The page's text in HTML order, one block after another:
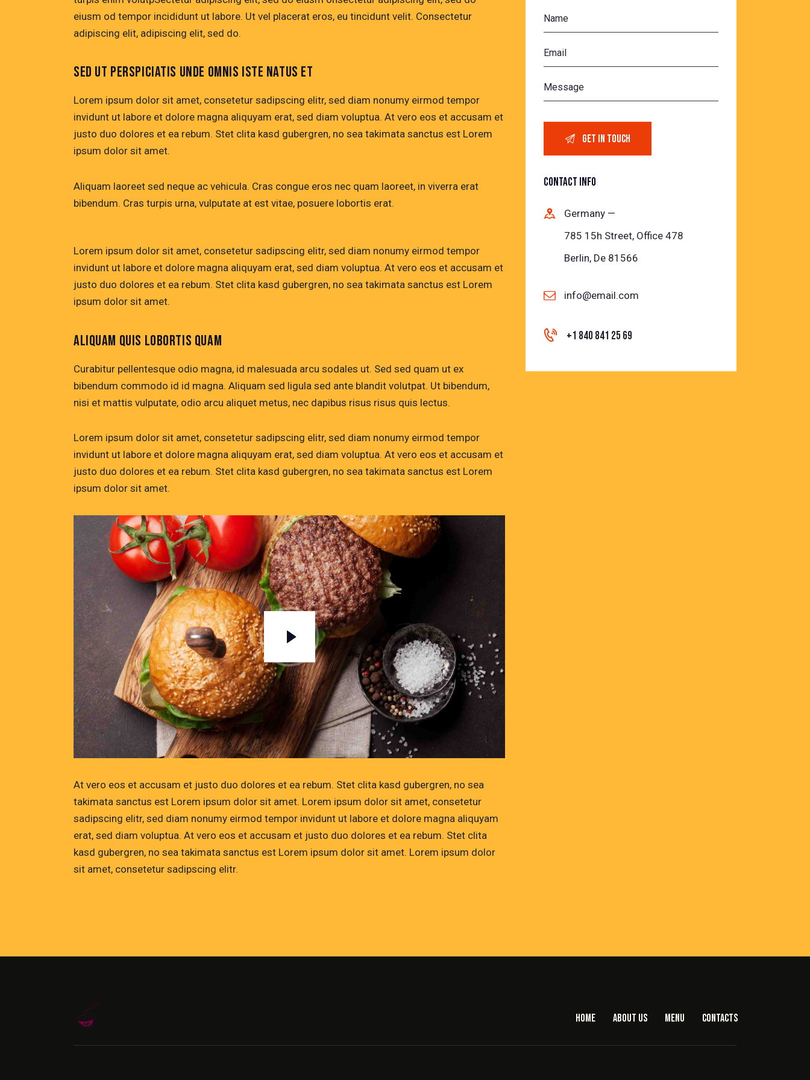
eiusm od tempor incididunt ut labore. Ut vel placerat eros, eu tincidunt velit. Consectetur
adipiscing elit, adipiscing elit, sed do.
SED UT PERSPICIATIS UNDE OMNIS ISTE NATUS ET
Lorem ipsum dolor sit amet, consetetur sadipscing elitr, sed diam nonumy eirmod tempor
invidunt ut labore et dolore magna aliquyam erat, sed diam voluptua. At vero eos et accusam et
justo duo dolores et ea rebum. Stet clita kasd gubergren, no sea takimata sanctus est Lorem
ipsum dolor sit amet.
Aliquam laoreet sed neque ac vehicula. Cras congue eros nec quam laoreet, in viverra erat
bibendum. Cras turpis urna, vulputate at est vitae, posuere lobortis erat.
Lorem ipsum dolor sit amet, consetetur sadipscing elitr, sed diam nonumy eirmod tempor
invidunt ut labore et dolore magna aliquyam erat, sed diam voluptua. At vero eos et accusam et
justo duo dolores et ea rebum. Stet clita kasd gubergren, no sea takimata sanctus est Lorem
ipsum dolor sit amet.
ALIQUAM QUIS LOBORTIS QUAM
Curabitur pellentesque odio magna, id malesuada arcu sodales ut. Sed sed quam ut ex
bibendum commodo id id magna. Aliquam sed ligula sed ante blandit volutpat. Ut bibendum,
nisi et mattis vulputate, odio arcu aliquet metus, nec dapibus risus risus quis lectus.
Lorem ipsum dolor sit amet, consetetur sadipscing elitr, sed diam nonumy eirmod tempor
invidunt ut labore et dolore magna aliquyam erat, sed diam voluptua. At vero eos et accusam et
justo duo dolores et ea rebum. Stet clita kasd gubergren, no sea takimata sanctus est Lorem
ipsum dolor sit amet.
At vero eos et accusam et justo duo dolores et ea rebum. Stet clita kasd gubergren, no sea
takimata sanctus est Lorem ipsum dolor sit amet. Lorem ipsum dolor sit amet, consetetur
sadipscing elitr, sed diam nonumy eirmod tempor invidunt ut labore et dolore magna aliquyam
erat, sed diam voluptua. At vero eos et accusam et justo duo dolores et ea rebum. Stet clita
kasd gubergren, no sea takimata sanctus est Lorem ipsum dolor sit amet. Lorem ipsum dolor
sit amet, consetetur sadipscing elitr.
CONTACT INFO
Germany —
785 15h Street, Office 478
Berlin, De 81566
info@email.com
+1 840 841 25 69
HOME ABOUT US MENU CONTACTS